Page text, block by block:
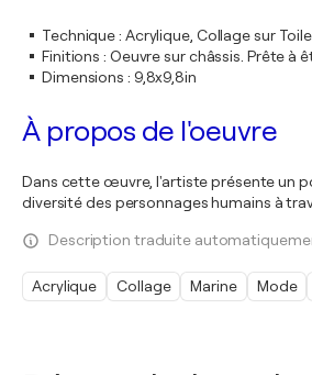
Technique: Acrylique, Collage sur Toile
Finitions : Oeuvre sur châssis. Prête à
Dimensions : 9,8x9,8in
À propos de l'oeuvre
Dans cette œuvre, l'artiste présente un
diversité des personnages humains à
Description traduite
Acrylique Collage Marine Mode